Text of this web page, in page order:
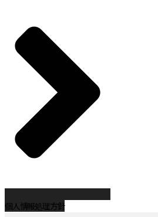
個人情報処理方針